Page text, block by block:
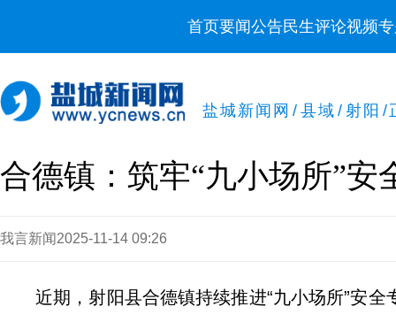
首页要闻公告民生评论视频
盐城新闻网 / 县域 / 射阳 /
合德镇：筑牢“九小场所”安
我言新闻 2025-11-14 09:26
近期，射阳县合德镇持续推进“九小场所”安